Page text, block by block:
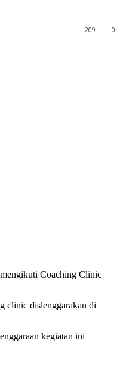
0
209
Coaching Clinic
clinic dislenggarakan di
kegiatan ini